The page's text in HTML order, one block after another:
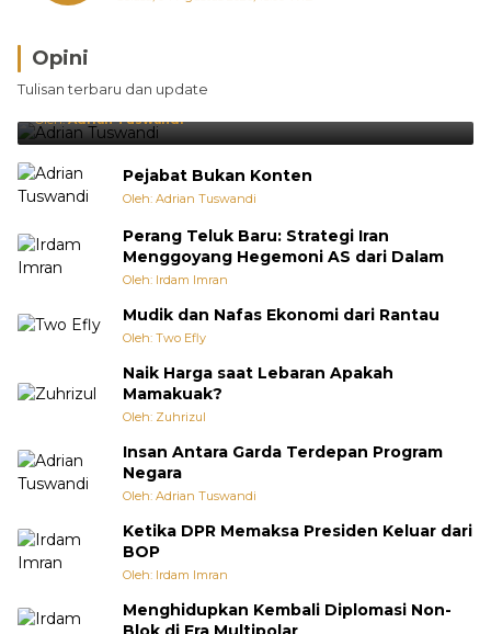
Opini
Tulisan terbaru dan update
Brasil Lebih Diunggulkan, tetapi Jepang Selalu
Punya Cara Membuat Kejutan
Oleh:Adrian Tuswandi
Pejabat Bukan Konten
Oleh: Adrian Tuswandi
Perang Teluk Baru: Strategi Iran
Menggoyang Hegemoni AS dari Dalam
Oleh: Irdam Imran
Mudik dan Nafas Ekonomi dari Rantau
Oleh: Two Efly
Naik Harga saat Lebaran Apakah
Mamakuak?
Oleh: Zuhrizul
Insan Antara Garda Terdepan Program
Negara
Oleh: Adrian Tuswandi
Ketika DPR Memaksa Presiden Keluar dari
BOP
Oleh: Irdam Imran
Menghidupkan Kembali Diplomasi Non-